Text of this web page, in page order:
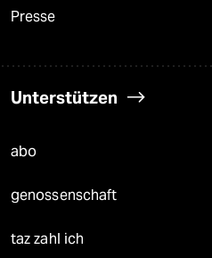
Presse
Unterstützen
abo
genossenschaft
taz zahl ich